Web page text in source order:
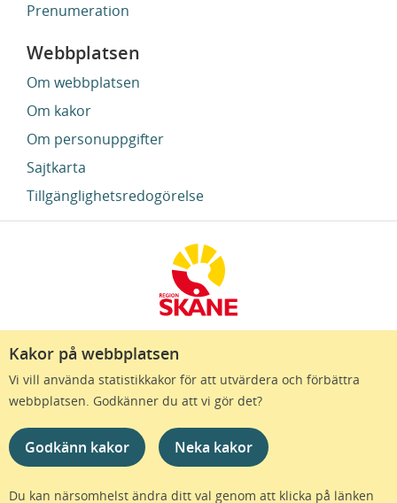
Kakor på webbplatsen
Vi vill använda statistikkakor för att utvärdera och förbättra
webbplatsen. Godkänner du att vi gör det?
Godkänn kakor Neka kakor
Du kan närsomhelst ändra ditt val genom att klicka på länken
Prenumeration
Webbplatsen
Om webbplatsen
Om kakor
Om personuppgifter
Sajtkarta
Tillgänglighetsredogörelse
Region Skåne finns till för att alla som bor i Skåne
ska må bra och känna framtidstro. Genom
gränslösa samarbeten och omtanke skapas de
bästa förutsättningar för ett hälsosamt liv – inom
näringsliv, kollektivtrafik, kultur och hälso- och
sjukvård – i Skåne. Tillsammans gör vi livet mera
möjligt.